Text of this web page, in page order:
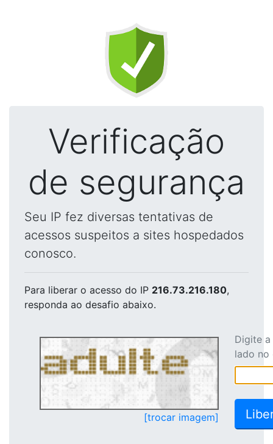
Verificação
de segurança
Seu IP fez diversas tentativas de
acessos suspeitos a sites hospedados
conosco.
Para liberar o acesso do IP 216.73.216.180,
responda ao desafio abaixo.
[trocar imagem]
Digite
lado no